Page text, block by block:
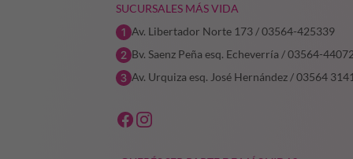
SUCURSALES MÁS VIDA
Av. Libertador Norte 173 / 03564-425339
Bv. Saenz Peña esq. Echeverría / 03564-
Av. Urquiza esq. José Hernández / 03564